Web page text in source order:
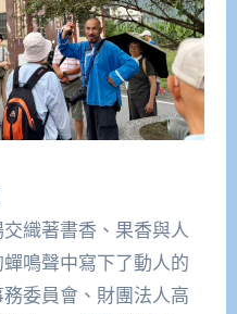
織著書香、果香與人
鳴聲中寫下了動人的
委員會、財團法人高